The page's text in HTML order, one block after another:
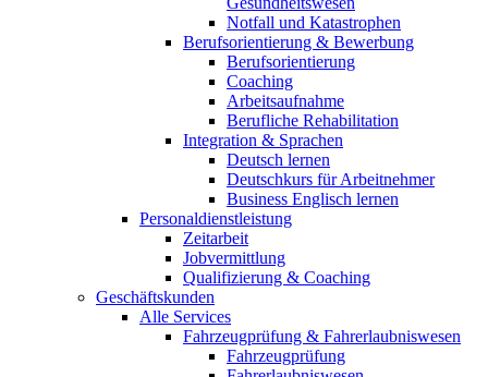
Notfall und Katastrophen
Berufsorientierung & Bewerbung
Berufsorientierung
Coaching
Arbeitsaufnahme
Berufliche Rehabilitation
Integration & Sprachen
Deutsch lernen
Deutschkurs für Arbeitnehmer
Business Englisch lernen
Personaldienstleistung
Zeitarbeit
Jobvermittlung
Qualifizierung & Coaching
Geschäftskunden
Alle Services
Fahrzeugprüfung & Fahrerlaubniswesen
Fahrzeugprüfung